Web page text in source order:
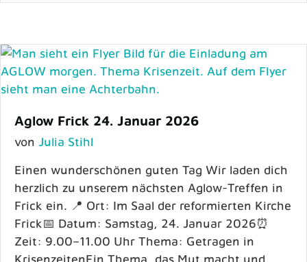
Aglow Frick 24. Januar 2026
von Julia Stihl
Einen wunderschönen guten Tag Wir laden dich
herzlich zu unserem nächsten Aglow-Treffen in
Frick ein. 📍 Ort: Im Saal der reformierten Kirche
Frick📅 Datum: Samstag, 24. Januar 2026⏰
Zeit: 9.00–11.00 Uhr Thema: Getragen in
KrisenzeitenEin Thema, das Mut macht und